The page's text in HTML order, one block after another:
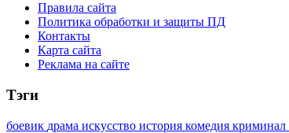
Правила сайта
Политика обработки и защиты ПД
Контакты
Карта сайта
Реклама на сайте
Тэги
боевик драма искусство история комедия криминал